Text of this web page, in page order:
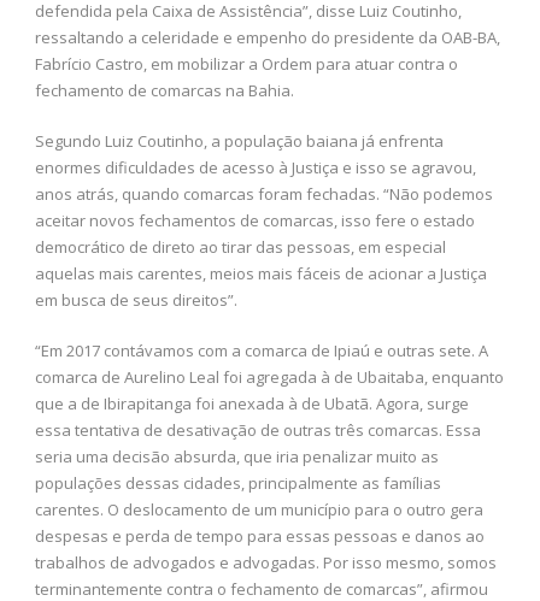
defendida pela Caixa de Assistência”, disse Luiz Coutinho,
ressaltando a celeridade e empenho do presidente da OAB-BA,
Fabrício Castro, em mobilizar a Ordem para atuar contra o
fechamento de comarcas na Bahia.
Segundo Luiz Coutinho, a população baiana já enfrenta
enormes dificuldades de acesso à Justiça e isso se agravou,
anos atrás, quando comarcas foram fechadas. “Não podemos
aceitar novos fechamentos de comarcas, isso fere o estado
democrático de direto ao tirar das pessoas, em especial
aquelas mais carentes, meios mais fáceis de acionar a Justiça
em busca de seus direitos”.
“Em 2017 contávamos com a comarca de Ipiaú e outras sete. A
comarca de Aurelino Leal foi agregada à de Ubaitaba, enquanto
que a de Ibirapitanga foi anexada à de Ubatã. Agora, surge
essa tentativa de desativação de outras três comarcas. Essa
seria uma decisão absurda, que iria penalizar muito as
populações dessas cidades, principalmente as famílias
carentes. O deslocamento de um município para o outro gera
despesas e perda de tempo para essas pessoas e danos ao
trabalhos de advogados e advogadas. Por isso mesmo, somos
terminantemente contra o fechamento de comarcas”, afirmou